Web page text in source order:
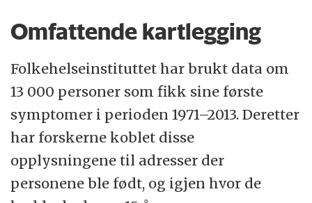
Omfattende kartlegging
Folkehelseinstituttet har brukt data om
13 000 personer som fikk sine første
symptomer i perioden 1971–2013. Deretter
har forskerne koblet disse
opplysningene til adresser der
personene ble født, og igjen hvor de